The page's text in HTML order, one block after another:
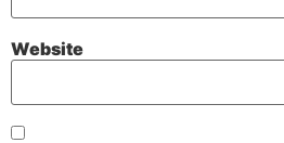
Website